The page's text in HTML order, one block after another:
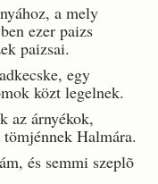
a mely
ezer paizs
paizsai.
egy
közt legelnek.
az árnyékok,
Halmára.
és semmi szeplõ